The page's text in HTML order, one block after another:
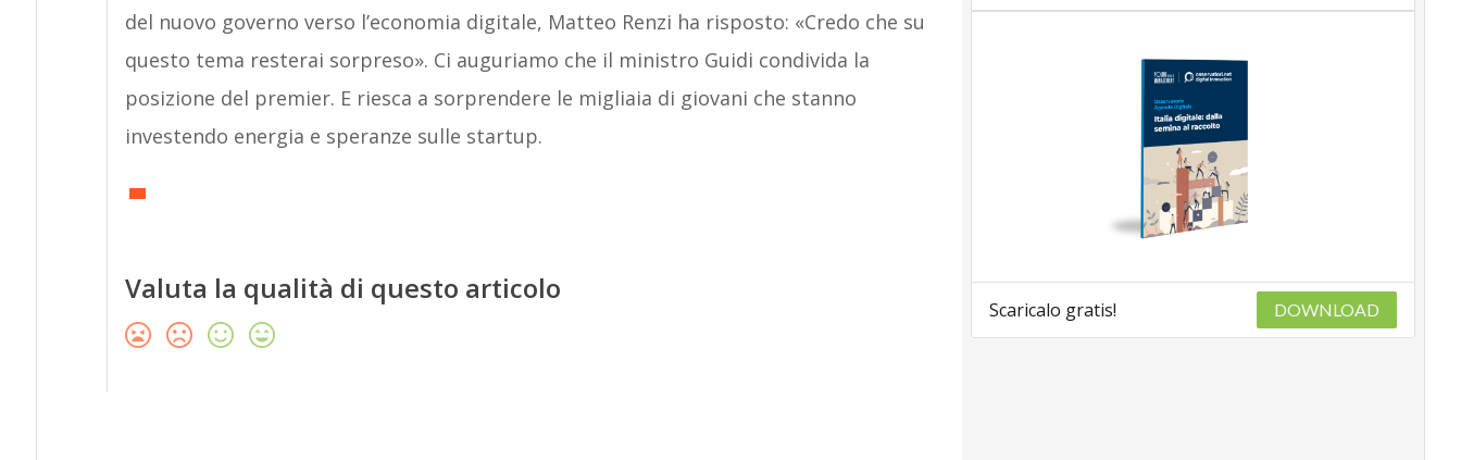
del nuovo governo verso l’economia digitale, Matteo Renzi ha risposto: «Credo che su
questo tema resterai sorpreso». Ci auguriamo che il ministro Guidi condivida la
posizione del premier. E riesca a sorprendere le migliaia di giovani che stanno
investendo energia e speranze sulle startup.
Valuta la qualità di questo articolo
Scaricalo gratis! DOWNLOAD